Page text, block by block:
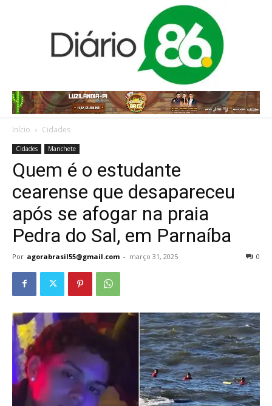
Início Cidades
Cidades Manchete
Quem é o estudante
cearense que desapareceu
após se afogar na praia
Pedra do Sal, em Parnaíba
Por agorabrasil55@gmail.com - março 31, 2025 0